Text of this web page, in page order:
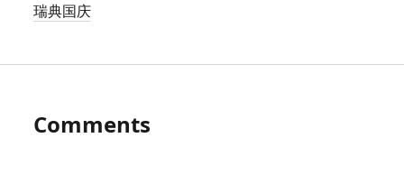
瑞典国庆
Comments